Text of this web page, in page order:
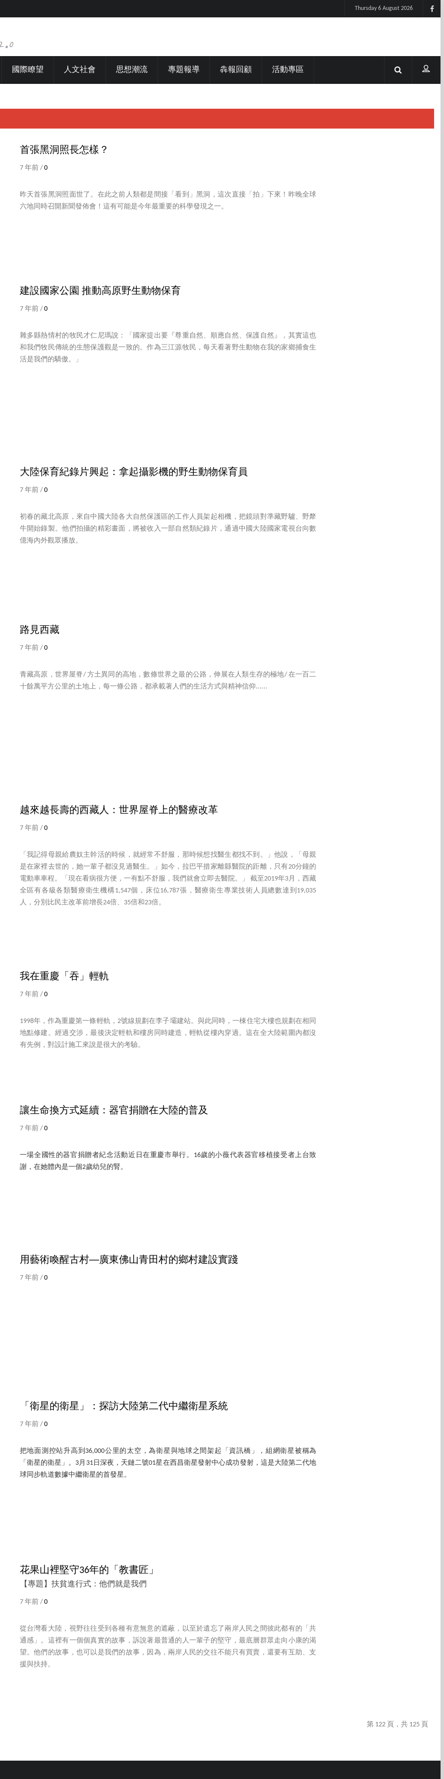
Thursday 6 August 2026
國際瞭望 人文社會 思想潮流 專題報導 犇報回顧 活動專區
首張黑洞照長怎樣？
7 年前 / 0
昨天首張黑洞照面世了。在此之前人類都是間接「看到」黑洞，這次直接「拍」下來！昨晚全球
六地同時召開新聞發佈會！這有可能是今年最重要的科學發現之一。
建設國家公園 推動高原野生動物保育
7 年前 / 0
雜多縣熱情村的牧民才仁尼瑪說：「國家提出要『尊重自然、順應自然、保護自然』，其實這也
和我們牧民傳統的生態保護觀是一致的。作為三江源牧民，每天看著野生動物在我的家鄉捕食生
活是我們的驕傲。」
大陸保育紀錄片興起：拿起攝影機的野生動物保育員
7 年前 / 0
初春的藏北高原，來自中國大陸各大自然保護區的工作人員架起相機，把鏡頭對準藏野驢、野犛
牛開始錄製。他們拍攝的精彩畫面，將被收入一部自然類紀錄片，通過中國大陸國家電視台向數
億海內外觀眾播放。
路見西藏
7 年前 / 0
青藏高原，世界屋脊/ 方土異同的高地，數條世界之最的公路，伸展在人類生存的極地/ 在一百二
十餘萬平方公里的土地上，每一條公路，都承載著人們的生活方式與精神信仰......
越來越長壽的西藏人：世界屋脊上的醫療改革
7 年前 / 0
「我記得母親給農奴主幹活的時候，就經常不舒服，那時候想找醫生都找不到。」他說，「母親
是在家裡去世的，她一輩子都沒見過醫生。」如今，拉巴平措家離縣醫院的距離，只有20分鐘的
電動車車程。「現在看病很方便，一有點不舒服，我們就會立即去醫院。」 截至2019年3月，西藏
全區有各級各類醫療衛生機構1,547個，床位16,787張，醫療衛生專業技術人員總數達到19,035
人，分別比民主改革前增長24倍、35倍和23倍。
我在重慶「吞」輕軌
7 年前 / 0
1998年，作為重慶第一條輕軌，2號線規劃在李子壩建站。與此同時，一棟住宅大樓也規劃在相同
地點修建。經過交涉，最後決定輕軌和樓房同時建造，輕軌從樓內穿過。這在全大陸範圍內都沒
有先例，對設計施工來說是很大的考驗。
讓生命換方式延續：器官捐贈在大陸的普及
7 年前 / 0
一場全國性的器官捐贈者紀念活動近日在重慶市舉行。16歲的小薇代表器官移植接受者上台致
謝，在她體內是一個2歲幼兒的腎。
用藝術喚醒古村──廣東佛山青田村的鄉村建設實踐
7 年前 / 0
「衛星的衛星」：探訪大陸第二代中繼衛星系統
7 年前 / 0
把地面測控站升高到36,000公里的太空，為衛星與地球之間架起「資訊橋」，組網衛星被稱為
「衛星的衛星」。3月31日深夜，天鏈二號01星在西昌衛星發射中心成功發射，這是大陸第二代地
球同步軌道數據中繼衛星的首發星。
花果山裡堅守36年的「教書匠」
【專題】扶貧進行式：他們就是我們
7 年前 / 0
從台灣看大陸，視野往往受到各種有意無意的遮蔽，以至於遺忘了兩岸人民之間彼此都有的「共
通感」。這裡有一個個真實的故事，訴說著最普通的人一輩子的堅守，最底層群眾走向小康的渴
望。他們的故事，也可以是我們的故事，因為，兩岸人民的交往不能只有買賣，還要有互助、支
援與扶持。
第 122 頁，共 125 頁